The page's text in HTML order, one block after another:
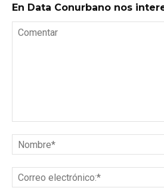
En Data Conurbano nos